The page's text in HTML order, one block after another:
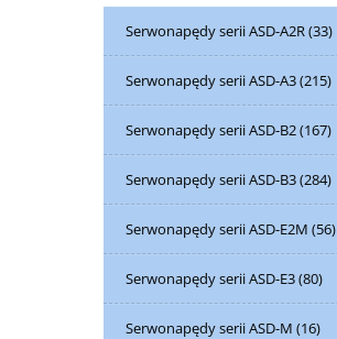
Serwonapędy serii ASD-A2R(33)
Serwonapędy serii ASD-A3(215)
Serwonapędy serii ASD-B2(167)
Serwonapędy serii ASD-B3(284)
Serwonapędy serii ASD-E2M (56)
Serwonapędy serii ASD-E3(80)
Serwonapędy serii ASD-M (16)